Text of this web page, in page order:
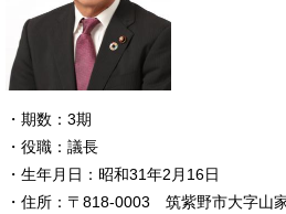
・期数：3期
​・役職：議長
・生年月日：昭和31年2月16日
・住所：〒818-0003 筑紫野市大字山